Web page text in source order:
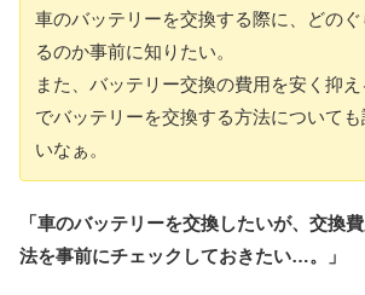
車のバッテリーを交換する際に、どの
るのか事前に知りたい。
また、バッテリー交換の費用を安く抑
でバッテリーを交換する方法について
いなぁ。
「車のバッテリーを交換したいが、交換
法を事前にチェックしておきたい…。」